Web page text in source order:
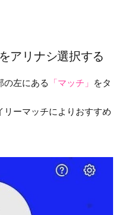
アリナシ選択する
の左にある 「マッチ」
をタ
ーマッチによりおすすめ